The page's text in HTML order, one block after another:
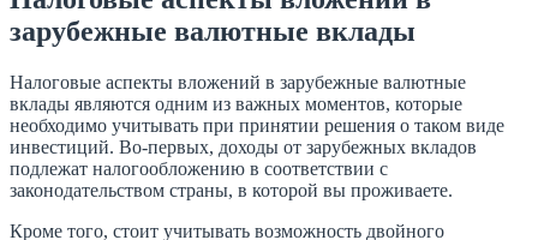
зарубежные валютные вклады
Налоговые аспекты вложений в зарубежные валютные
вклады являются одним из важных моментов, которые
необходимо учитывать при принятии решения о таком виде
инвестиций. Во-первых, доходы от зарубежных вкладов
подлежат налогообложению в соответствии с
законодательством страны, в которой вы проживаете.
Кроме того, стоит учитывать возможность двойного